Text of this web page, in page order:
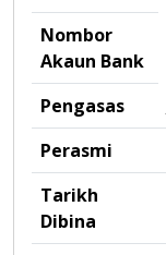
Nombor
Akaun Bank
Pengasas
Perasmi
Tarikh
Dibina